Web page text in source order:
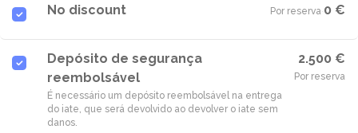
No discount Por reserva·0 €
Depósito de segurança
reembolsável
É necessário um depósito reembolsável na entrega
do iate, que será devolvido ao devolver o iate sem
danos.
2.500 €
Por reserva